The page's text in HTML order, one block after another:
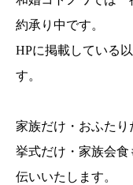
約承り中です。
HPに掲載している
す。
家族だけ・おふた
挙式だけ・家族会
伝いいたします。